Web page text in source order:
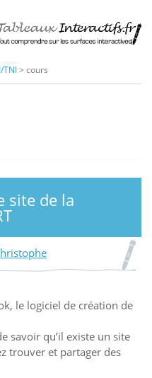
TNI> cours
site de la
le logiciel de création de
savoir qu’il existe un site
trouver et partager des